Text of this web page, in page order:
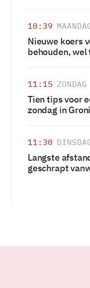
10:39
Nieuwe koers
behouden,
11:15 ZONDAG
Tien tips voor
zondag in
11:30
Langste
geschrapt